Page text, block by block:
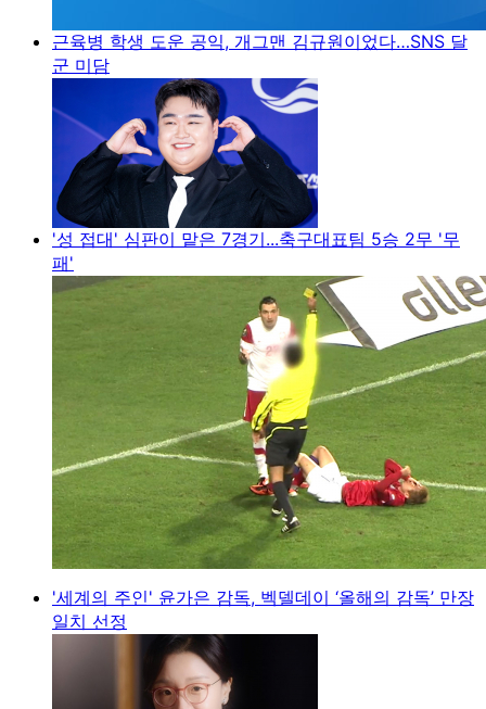
근육병 학생 도운 공익, 개그맨 김규원이었다…SNS 달
군 미담
'성 접대' 심판이 맡은 7경기...축구대표팀 5승 2무 '무
패'
'세계의 주인' 윤가은 감독, 벡델데이 ‘올해의 감독’ 만장
일치 선정